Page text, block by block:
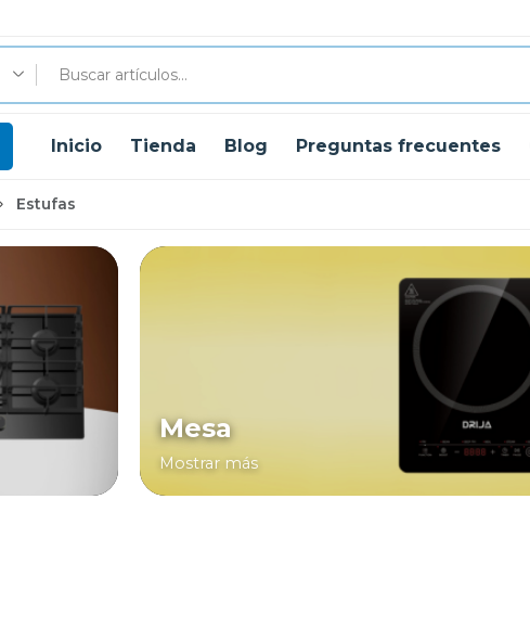
Inicio Tienda Blog Preguntas frecuentes
Estufas
Mesa
Mostrar más